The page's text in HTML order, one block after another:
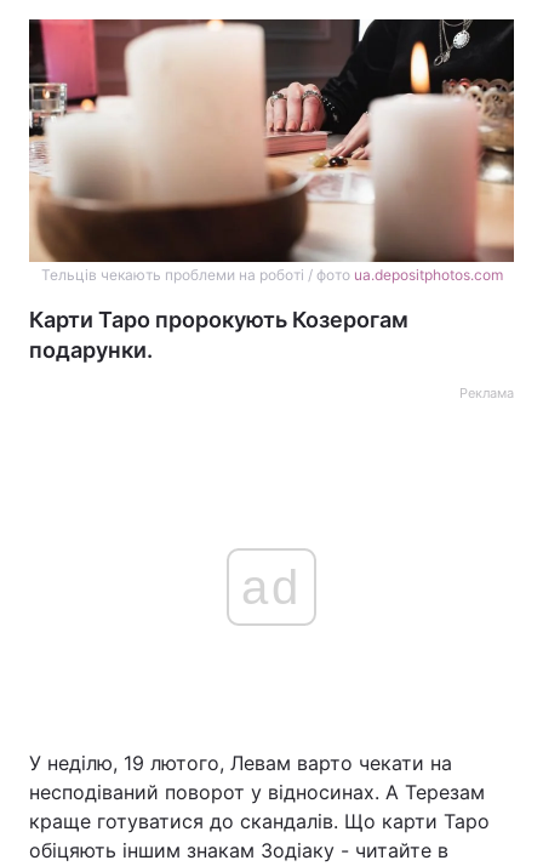
Тельців чекають проблеми на роботі / фото ua.depositphotos.com
Карти Таро пророкують Козерогам
подарунки.
Реклама
ad
У неділю, 19 лютого, Левам варто чекати на
несподіваний поворот у відносинах. А Терезам
краще готуватися до скандалів. Що карти Таро
обіцяють іншим знакам Зодіаку - читайте в